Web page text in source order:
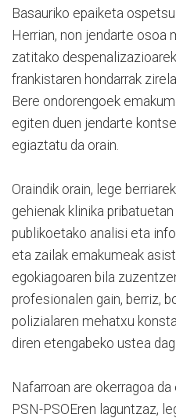
Basauriko epaiketa
Herrian, non jendarte osoa
zatitako
frankistaren hondarrak
Bere ondorengoek
egiten duen jendarte
egiaztatu da orain.
Oraindik orain, lege
gehienak klinika
publikoetako analisi eta
eta zailak emakumeak
egokiagoaren bila
profesionalen gain, berriz,
polizialaren mehatxu
diren etengabeko ustea
Nafarroan are okerragoa
PSN-PSOEren laguntzaz,